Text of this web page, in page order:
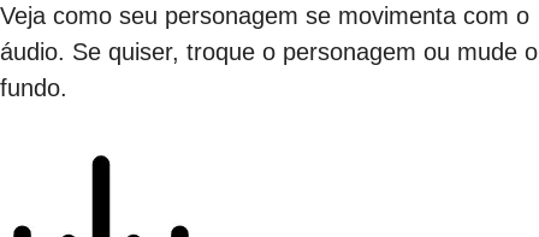
Veja como seu personagem se movimenta com o
áudio. Se quiser, troque o personagem ou mude o
fundo.